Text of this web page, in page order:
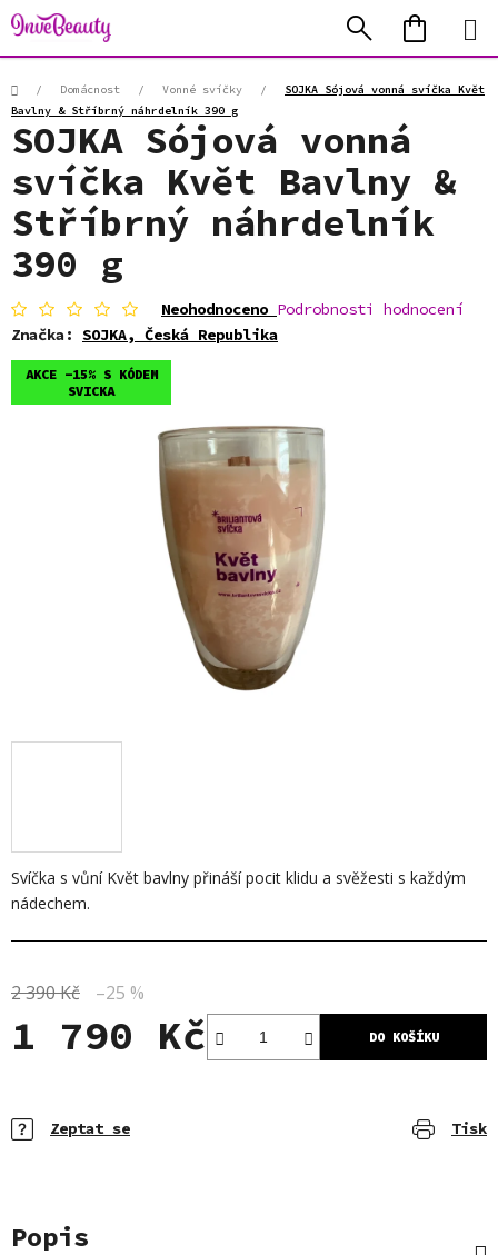
Přejít
na
obsah
Hledat
KOŠÍK
Domů/ Domácnost / Vonné svíčky /
SOJKA Sójová vonná svíčka Květ
Bavlny & Stříbrný náhrdelník 390 g
Svíčka s vůní Květ bavlny přináší pocit klidu a svěžesti s každým
nádechem.
2 390 Kč –25 %
1 790 Kč DO KOŠÍKU
Tisk
Zeptat se
SOJKA Sójová vonná
svíčka Květ Bavlny &
Stříbrný náhrdelník
390 g
Průměrné
hodnocení
produktu
je
0,0
z
hvězdiček.
Neohodnoceno Podrobnosti hodnocení
Značka: SOJKA, Česká Republika
AKCE -15% S KÓDEM
SVICKA
Popis